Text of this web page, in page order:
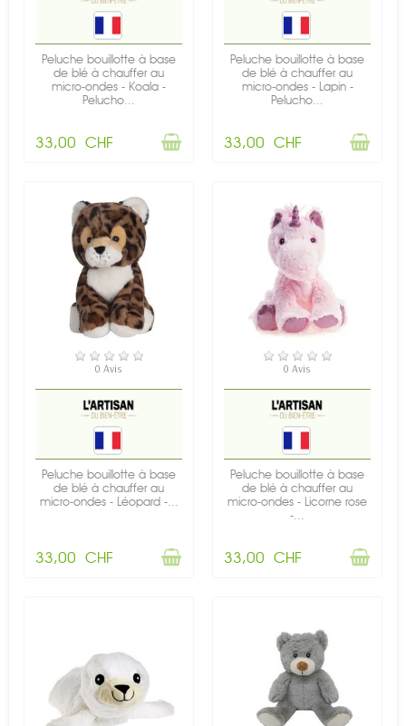
Peluche bouillotte à base
de blé à chauffer au
micro-ondes - Koala -
Pelucho...
33,00 CHF
Peluche bouillotte à base
de blé à chauffer au
micro-ondes - Lapin -
Pelucho...
33,00 CHF
RUPTURE DE STOCK
0 Avis
Peluche bouillotte à base
de blé à chauffer au
micro-ondes - Léopard -...
33,00 CHF
RUPTURE DE STOCK
0 Avis
Peluche bouillotte à base
de blé à chauffer au
micro-ondes - Licorne rose
-...
33,00 CHF